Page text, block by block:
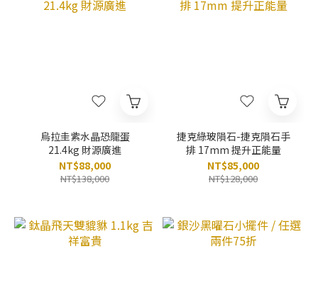
烏拉圭紫水晶恐龍蛋
21.4kg 財源廣進
NT$88,000
NT$138,000
捷克綠玻隕石-捷克隕石手
排 17mm 提升正能量
NT$85,000
NT$128,000